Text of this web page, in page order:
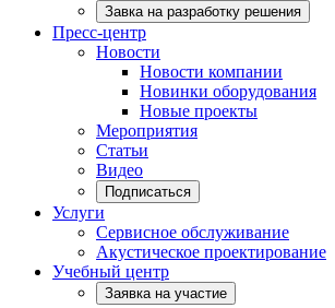
Завка на разработку решения
Пресс-центр
Новости
Новости компании
Новинки оборудования
Новые проекты
Мероприятия
Статьи
Видео
Подписаться
Услуги
Сервисное обслуживание
Акустическое проектирование
Учебный центр
Заявка на участие